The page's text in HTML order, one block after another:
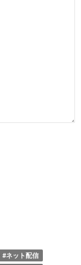
#ネット配信